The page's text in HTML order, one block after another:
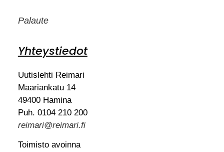
Palaute
Yhteystiedot
Uutislehti Reimari
Maariankatu 14
49400 Hamina
Puh. 0104 210 200
reimari@reimari.fi
Toimisto avoinna